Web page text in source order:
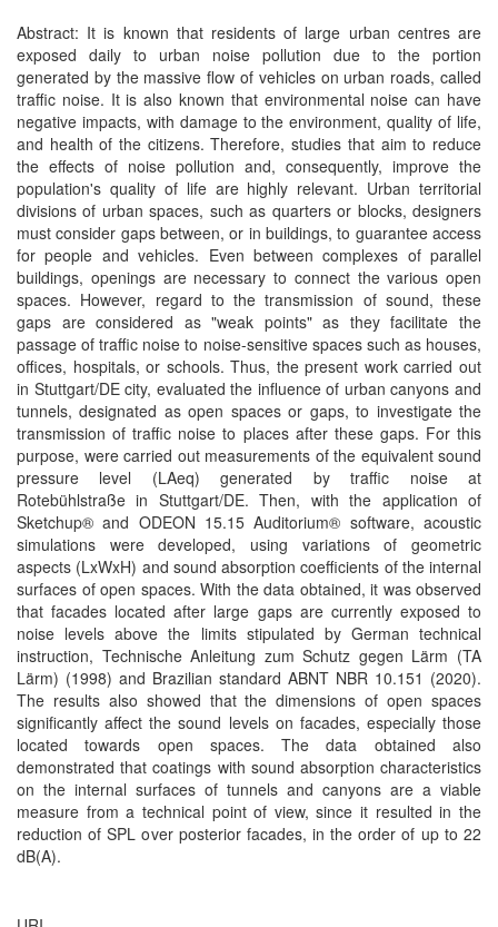
Abstract: It is known that residents of large urban centres are
exposed daily to urban noise pollution due to the portion
generated by the massive flow of vehicles on urban roads, called
traffic noise. It is also known that environmental noise can have
negative impacts, with damage to the environment, quality of life,
and health of the citizens. Therefore, studies that aim to reduce
the effects of noise pollution and, consequently, improve the
population's quality of life are highly relevant. Urban territorial
divisions of urban spaces, such as quarters or blocks, designers
must consider gaps between, or in buildings, to guarantee access
for people and vehicles. Even between complexes of parallel
buildings, openings are necessary to connect the various open
spaces. However, regard to the transmission of sound, these
gaps are considered as "weak points" as they facilitate the
passage of traffic noise to noise-sensitive spaces such as houses,
offices, hospitals, or schools. Thus, the present work carried out
in Stuttgart/DE city, evaluated the influence of urban canyons and
tunnels, designated as open spaces or gaps, to investigate the
transmission of traffic noise to places after these gaps. For this
purpose, were carried out measurements of the equivalent sound
pressure level (LAeq) generated by traffic noise at
Rotebühlstraße in Stuttgart/DE. Then, with the application of
Sketchup® and ODEON 15.15 Auditorium® software, acoustic
simulations were developed, using variations of geometric
aspects (LxWxH) and sound absorption coefficients of the internal
surfaces of open spaces. With the data obtained, it was observed
that facades located after large gaps are currently exposed to
noise levels above the limits stipulated by German technical
instruction, Technische Anleitung zum Schutz gegen Lärm (TA
Lärm) (1998) and Brazilian standard ABNT NBR 10.151 (2020).
The results also showed that the dimensions of open spaces
significantly affect the sound levels on facades, especially those
located towards open spaces. The data obtained also
demonstrated that coatings with sound absorption characteristics
on the internal surfaces of tunnels and canyons are a viable
measure from a technical point of view, since it resulted in the
reduction of SPL over posterior facades, in the order of up to 22
dB(A).